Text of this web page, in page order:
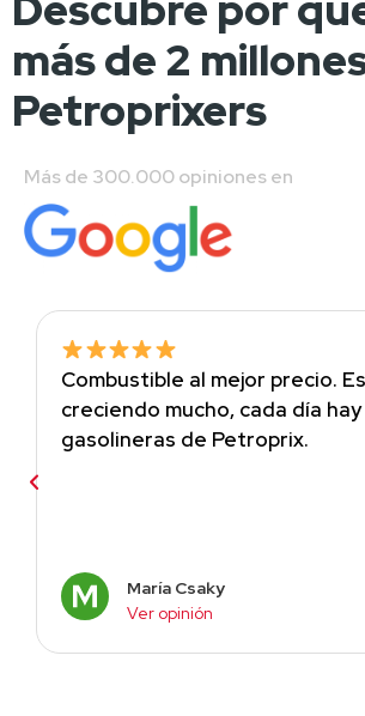
más de 2
Petroprixers
Más de 300.000 opiniones en
Combustible al mejor precio.
creciendo mucho, cada día hay
gasolineras de Petroprix.
María Csaky
Ver opinión